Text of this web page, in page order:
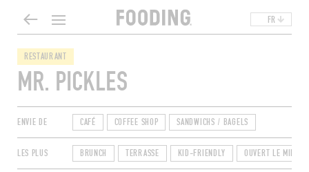
FR
RESTAURANT
MR. PICKLES
ENVIE DE CAFÉ COFFEE SHOP SANDWICHS / BAGELS
LES PLUS BRUNCH TERRASSE KID-FRIENDLY OUVERT LE MIDI